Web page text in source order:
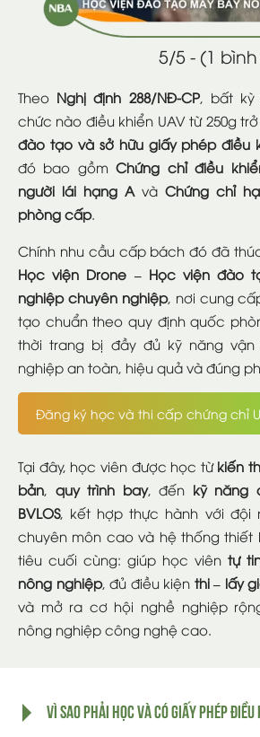
5/5 - (1
Theo Nghị định 288/NĐ-CP, bất kỳ
chức nào điều khiển UAV từ 250g
đào tạo và sở hữu giấy phép điều
đó bao gồmChứng chỉ điều
người lái hạng A và Chứng chỉ
phòng cấp.
Chính nhu cầu cấp bách đó đã
Học viện Drone – Học viện đào
nghiệp chuyên nghiệp, nơi cung
tạo chuẩn theo quy định quốc
thời trang bị đầy đủ kỹ năng vận
nghiệp an toàn, hiệu quả và đúng
Đăng ký học và thi cấp chứng chỉ
Tại đây, học viên được học từ kiến
bản, quy trình bay, đến kỹ năng
BVLOS, kết hợp thực hành với đội
chuyên môn cao và hệ thống thiết
tiêu cuối cùng: giúp học viên tự
nông nghiệp, đủ điều kiện thi – lấy
và mở ra cơ hội nghề nghiệp
nông nghiệp công nghệ cao.
Vì sao phải học và có giấy phép